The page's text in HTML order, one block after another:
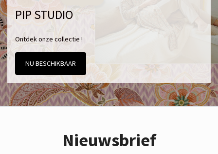
PIP STUDIO
Ontdek onze collectie !
NU BESCHIKBAAR
Nieuwsbrief